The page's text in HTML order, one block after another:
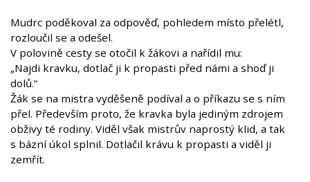
Mudrc poděkoval za odpověď, pohledem místo přelétl,
rozloučil se a odešel.
V polovině cesty se otočil k žákovi a nařídil mu:
„Najdi kravku, dotlač ji k propasti před námi a shoď ji
dolů.“
Žák se na mistra vyděšeně podíval a o příkazu se s ním
přel. Především proto, že kravka byla jediným zdrojem
obživy té rodiny. Viděl však mistrův naprostý klid, a tak
s bázní úkol splnil. Dotlačil krávu k propasti a viděl ji
zemřít.